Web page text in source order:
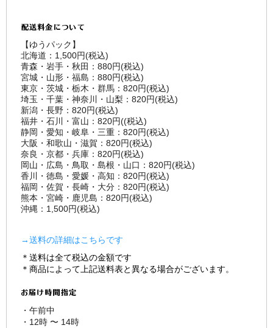
【ゆうパック】
北海道：1,500円(税込)
青森・岩手・秋田：880円(税込)
宮城・山形・福島：880円(税込)
東京・茨城・栃木・群馬：820円(税込)
埼玉・千葉・神奈川・山梨：820円(税込)
新潟・長野：820円(税込)
福井・石川・富山：820円((税込)
静岡・愛知・岐阜・三重：820円(税込)
大阪・和歌山・滋賀：820円(税込)
奈良・京都・兵庫：820円(税込)
岡山・広島・鳥取・島根・山口：820円(税込)
香川・徳島・愛媛・高知：820円(税込)
福岡・佐賀・長崎・大分：820円(税込)
熊本・宮崎・鹿児島：820円(税込)
沖縄：1,500円(税込)
→送料の詳細はこちらです
＊送料は全て税込の金額です
＊商品によって上記送料表と異なる場合がございます。
・午前中
・12時 〜 14時